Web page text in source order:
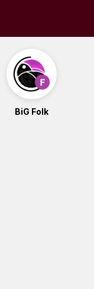
BiG Folk